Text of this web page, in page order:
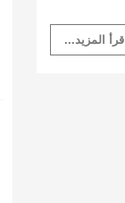
اقرأ المزيد...